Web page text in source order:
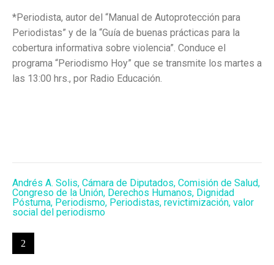
*Periodista, autor del “Manual de Autoprotección para
Periodistas” y de la “Guía de buenas prácticas para la
cobertura informativa sobre violencia”. Conduce el
programa “Periodismo Hoy” que se transmite los martes a
las 13:00 hrs., por Radio Educación.
Andrés A. Solis, Cámara de Diputados, Comisión de Salud,
Congreso de la Unión, Derechos Humanos, Dignidad
Póstuma, Periodismo, Periodistas, revictimización, valor
social del periodismo